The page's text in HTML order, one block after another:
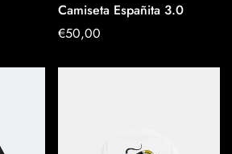
OPTIONEN
AUSWÄHLEN
Camiseta Españita 3.0
Regulärer
€50,00